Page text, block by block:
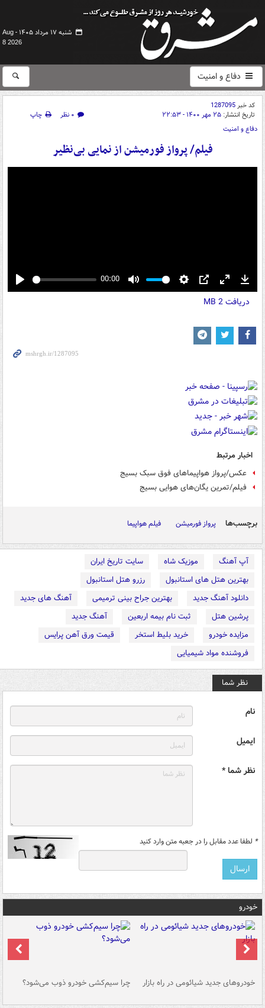
شنبه ۱۷ مرداد ۱۴۰۵ -
Aug
8 2026
دفاع و امنیت
کد خبر1287095
تاریخ انتشار: ۲۵ مهر ۱۴۰۰ - ۲۲:۵۳ ۰ نظر
چاپ
دفاع و امنیت
فیلم/ پرواز فورمیشن از نمایی بی‌نظیر
Play
00:00
Mute Settings
PIP Enter
fullscreen
دریافت2 MB
اخبار مرتبط
عکس/پرواز هواپیماهای فوق سبک بسیج
فیلم/تمرین یگان‌های هوایی بسیج
برچسب‌ها پرواز فورمیشن فیلم هواپیما
آپ آهنگ موزیک شاه
سایت تاریخ ایران
بهترین هتل های استانبول
رزرو هتل استانبول
دانلود آهنگ جدید
بهترین جراح بینی ترمیمی
آهنگ های جدید
پرشین هتل
ثبت نام بیمه اربعین
آهنگ جدید
مزایده خودرو
خرید بلیط استخر
قیمت ورق آهن پرایس
فروشنده مواد شیمیایی
نظر شما
نام
ایمیل
نظر شما *
* لطفا عدد مقابل را در جعبه متن وارد کنید
خودرو
خودروهای جدید شیائومی در راه بازار چرا سیم‌کشی خودرو ذوب می‌شود؟